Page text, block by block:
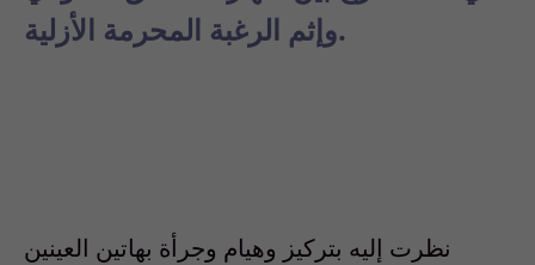
وإثم الرغبة المحرمة الأزلية.
نظرت إليه بتركيز وهيام وجرأة بهاتين العينين